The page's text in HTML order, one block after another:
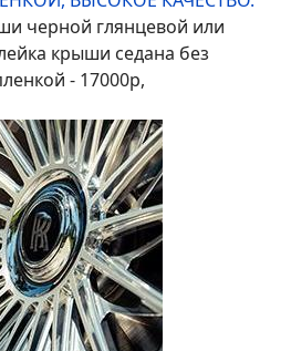
черной глянцевой или
крыши седана без
- 17000р,